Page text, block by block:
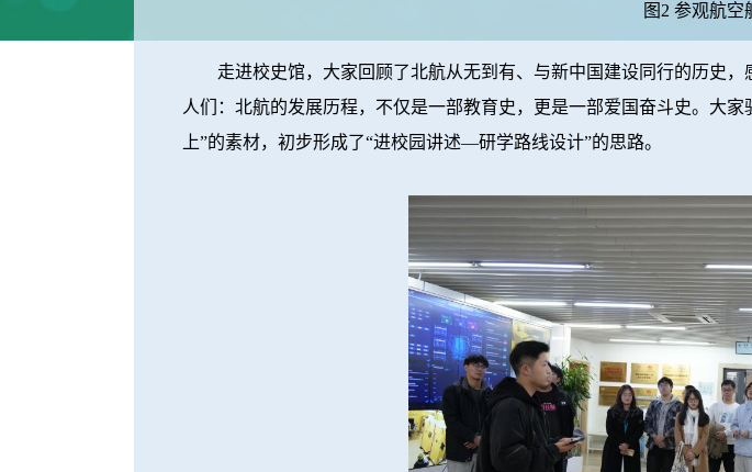
图2 参观航空
走进校史馆，大家回顾了北航从无到有、与新中国建设同行的历史，
人们：北航的发展历程，不仅是一部教育史，更是一部爱国奋斗史。大
上”的素材，初步形成了“进校园讲述—研学路线设计”的思路。